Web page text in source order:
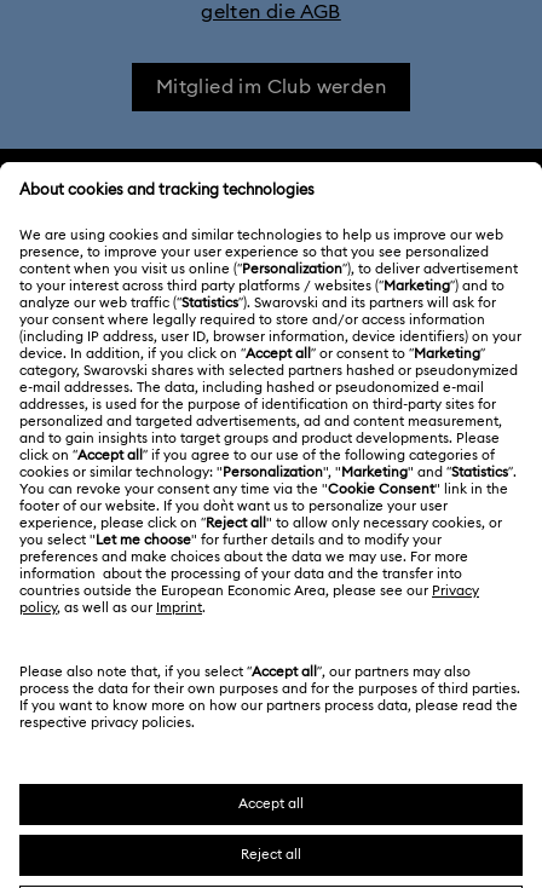
gelten die AGB
Mitglied im Club werden
KUNDENSERVICE
Übersicht zum Kundenservice
Geschenkkarten-Guthaben
Reparaturstatus
Kontakt
Größe berechnen
Store-Finder
ÜBER UNS
Über Swarovski
Stellen & Karriere
Alumni Community
Für Geschäftskunden
Sitemap
Kristallwelten
RECHTLICHE BEDINGUNGEN
Nutzungsbedingungen
AGB
Datenschutz
Impressum
Andere Länder
English
Deutsch Español Français
SWAROVSKI® und das Schwan-Logo sind
eingetragene Marken der Swarovski AG.